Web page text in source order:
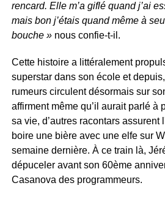
rencard. Elle m’a giflé quand j’ai
mais bon j’étais quand même à
bouche »nous confie-t-il.
Cette histoire a littéralement
superstar dans son école et
rumeurs circulent désormais sur
affirment même qu’il aurait parlé à
sa vie, d’autres racontars assurent
boire une bière avec une elfe sur
semaine dernière. À ce train là,
dépuceler avant son 60ème
Casanova des programmeurs.